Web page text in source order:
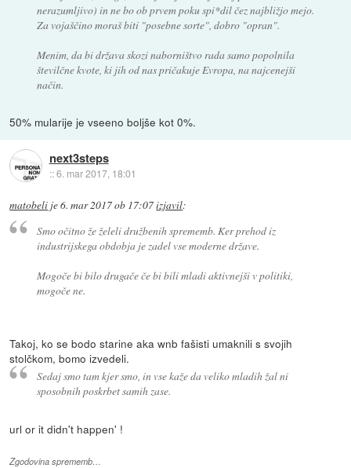
nerazumljivo) in ne bo ob prvem poku spi*dil čez najbližjo mejo.
Za vojaščino moraš biti "posebne sorte", dobro "opran".
Menim, da bi država skozi naborništvo rada samo popolnila
številčne kvote, ki jih od nas pričakuje Evropa, na najcenejši
način.
50% mularije je vseeno boljše kot 0%.
next3steps
::6. mar 2017, 18:01
matobeli je6. mar 2017 ob 17:07izjavil:
Smo očitno že želeli družbenih sprememb. Ker prehod iz
industrijskega obdobja je zadel vse moderne države.
Mogoče bi bilo drugače če bi bili mladi aktivnejši v politiki,
mogoče ne.
Takoj, ko se bodo starine aka wnb fašisti umaknili s svojih
stolčkom, bomo izvedeli.
Sedaj smo tam kjer smo, in vse kaže da veliko mladih žal ni
sposobnih poskrbet samih zase.
url or it didn't happen' !
Zgodovina sprememb…